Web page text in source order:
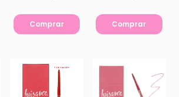
Comprar Comprar